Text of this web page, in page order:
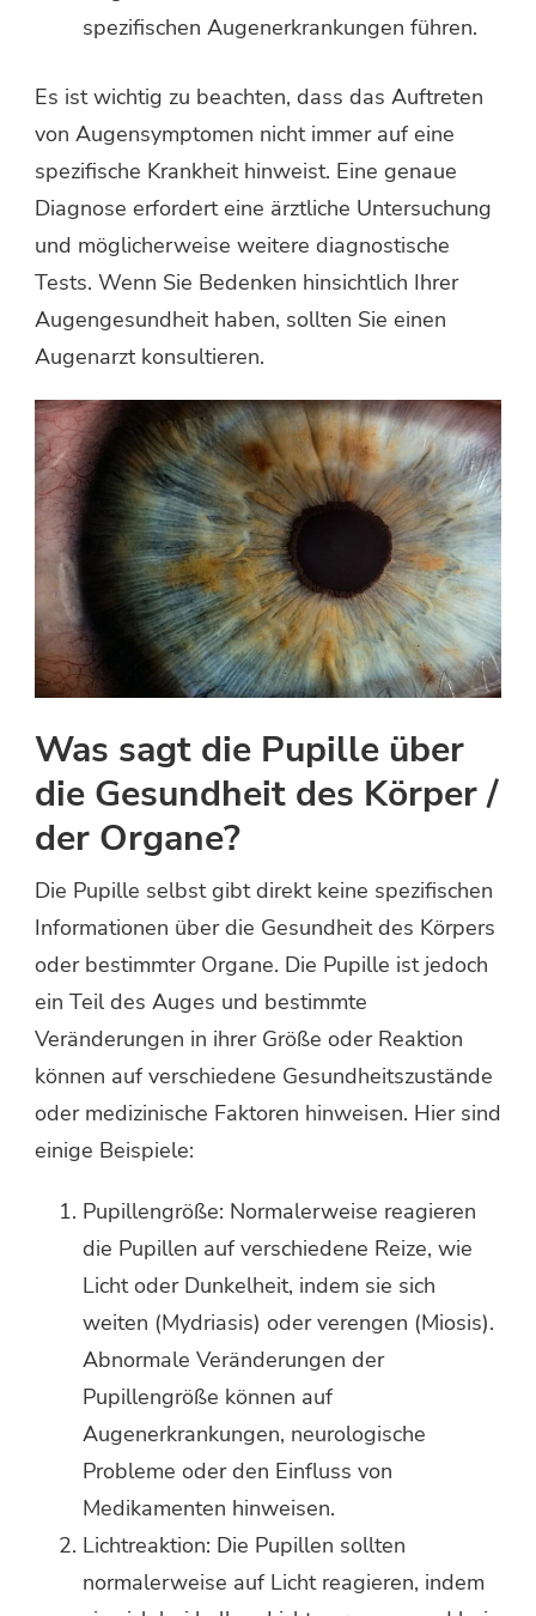
spezifischen Augenerkrankungen führen.
Es ist wichtig zu beachten, dass das Auftreten
von Augensymptomen nicht immer auf eine
spezifische Krankheit hinweist. Eine genaue
Diagnose erfordert eine ärztliche Untersuchung
und möglicherweise weitere diagnostische
Tests. Wenn Sie Bedenken hinsichtlich Ihrer
Augengesundheit haben, sollten Sie einen
Augenarzt konsultieren.
Was sagt die Pupille über
die Gesundheit des Körper /
der Organe?
Die Pupille selbst gibt direkt keine spezifischen
Informationen über die Gesundheit des Körpers
oder bestimmter Organe. Die Pupille ist jedoch
ein Teil des Auges und bestimmte
Veränderungen in ihrer Größe oder Reaktion
können auf verschiedene Gesundheitszustände
oder medizinische Faktoren hinweisen. Hier sind
einige Beispiele:
Pupillengröße: Normalerweise reagieren
die Pupillen auf verschiedene Reize, wie
Licht oder Dunkelheit, indem sie sich
weiten (Mydriasis) oder verengen (Miosis).
Abnormale Veränderungen der
Pupillengröße können auf
Augenerkrankungen, neurologische
Probleme oder den Einfluss von
Medikamenten hinweisen.
Lichtreaktion: Die Pupillen sollten
normalerweise auf Licht reagieren, indem